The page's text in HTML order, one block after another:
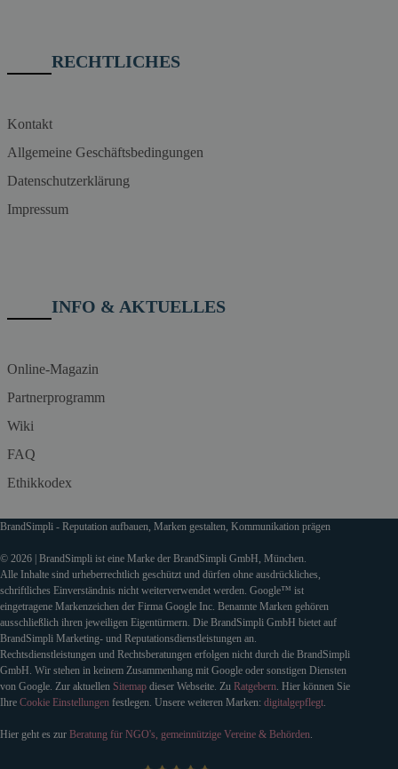
RECHTLICHES
Kontakt
Allgemeine Geschäftsbedingungen
Datenschutzerklärung
Impressum
INFO & AKTUELLES
Online-Magazin
Partnerprogramm
Wiki
FAQ
Ethikkodex
BrandSimpli - Reputation aufbauen, Marken gestalten, Kommunikation prägen
© 2026 | BrandSimpli ist eine Marke der BrandSimpli GmbH, München.
Alle Inhalte sind urheberrechtlich geschützt und dürfen ohne ausdrückliches,
schriftliches Einverständnis nicht weiterverwendet werden. Google™ ist
eingetragene Markenzeichen der Firma Google Inc. Benannte Marken gehören
ausschließlich ihren jeweiligen Eigentürmern. Die BrandSimpli GmbH bietet auf
BrandSimpli Marketing- und Reputationsdienstleistungen an.
Rechtsdienstleistungen und Rechtsberatungen erfolgen nicht durch die BrandSimpli
GmbH. Wir stehen in keinem Zusammenhang mit Google oder sonstigen Diensten
von Google. Zur aktuellen Sitemap dieser Webseite. Zu Ratgebern. Hier können Sie
Ihre Cookie Einstellungen festlegen. Unsere weiteren Marken: digitalgepflegt.
Hier geht es zur Beratung für NGO's, gemeinnützige Vereine & Behörden.